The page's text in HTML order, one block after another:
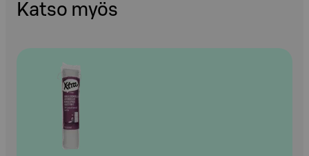
Katso myös